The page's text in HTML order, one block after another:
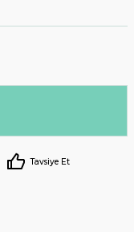
Tavsiye Et